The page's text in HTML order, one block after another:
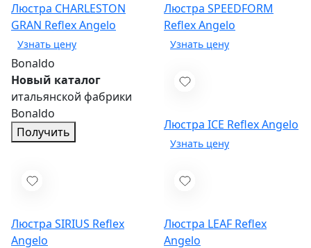
Люстра CHARLESTON
GRAN Reflex Angelo
Люстра SPEEDFORM
Reflex Angelo
Bonaldo
Новый каталог
итальянской фабрики
Bonaldo
Получить
Люстра ICE Reflex Angelo
Люстра SIRIUS Reflex
Angelo
Люстра LEAF Reflex
Angelo